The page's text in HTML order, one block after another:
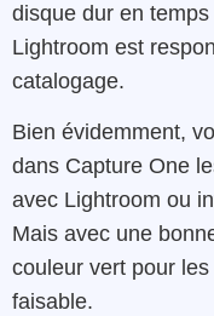
disque dur en
Lightroom est
catalogage.
Bien évidemment,
dans Capture One
avec Lightroom ou
Mais avec une
couleur vert pour
faisable.